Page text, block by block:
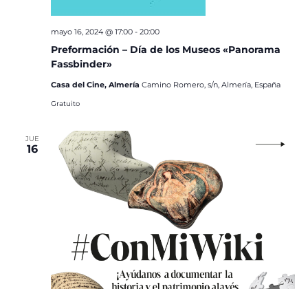
Preformación – Día de los Museos «Panorama
Fassbinder»
mayo 16, 2024 @ 17:00- 20:00
Casa del Cine, Almería Camino Romero, s/n, Almería, España
Gratuito
JUE
16